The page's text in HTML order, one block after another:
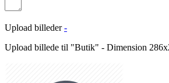
Upload billeder -
Upload billede til "Butik" - Dimension